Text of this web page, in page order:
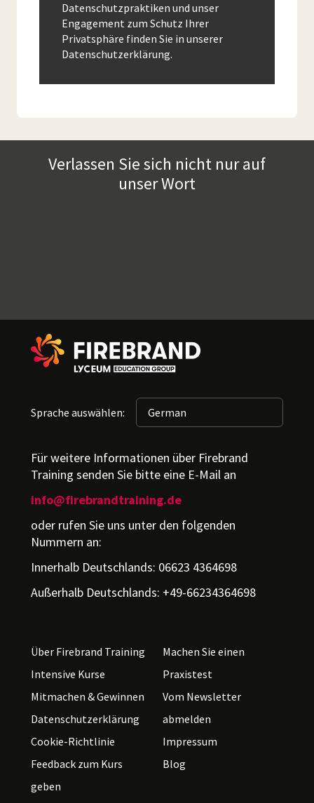
Datenschutzpraktiken und unser
Engagement zum Schutz Ihrer
Privatsphäre finden Sie in unserer
Datenschutzerklärung.
Verlassen Sie sich nicht nur auf
unser Wort
Sprache auswählen:
Für weitere Informationen über Firebrand
Training senden Sie bitte eine E-Mail an
info@firebrandtraining.de
oder rufen Sie uns unter den folgenden
Nummern an:
Innerhalb Deutschlands: 06623 4364698
Außerhalb Deutschlands: +49-66234364698
Über Firebrand Training
Intensive Kurse
Mitmachen & Gewinnen
Datenschutzerklärung
Cookie-Richtlinie
Feedback zum Kurs
geben
Machen Sie einen
Praxistest
Vom Newsletter
abmelden
Impressum
Blog